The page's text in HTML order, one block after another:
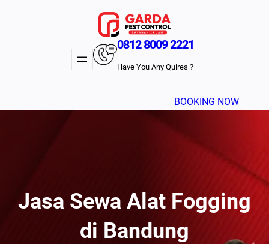
0812 8009 2221
Have You Any Quires ?
BOOKING NOW
Jasa Sewa Alat Fogging
di Bandung